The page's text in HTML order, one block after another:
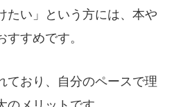
たい」という方には、本や
すめです。
ており、自分のペースで理